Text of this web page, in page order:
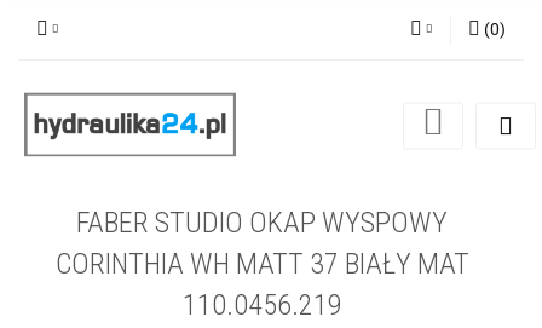
Zarejestruj się
(0)
FABER STUDIO OKAP WYSPOWY
CORINTHIA WH MATT 37 BIAŁY MAT
110.0456.219